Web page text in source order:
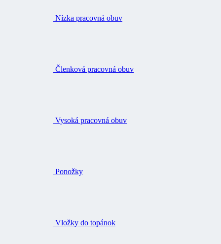
Nízka pracovná obuv
Členková pracovná obuv
Vysoká pracovná obuv
Ponožky
Vložky do topánok